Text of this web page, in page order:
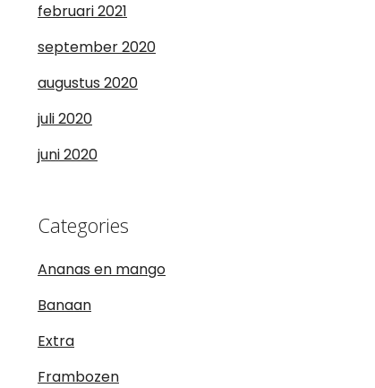
februari 2021
september 2020
augustus 2020
juli 2020
juni 2020
Categories
Ananas en mango
Banaan
Extra
Frambozen